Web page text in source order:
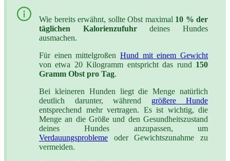
Wie bereits erwähnt, sollte Obst maximal 10 % der
täglichen Kalorienzufuhrdeines Hundes
ausmachen.
Für einen mittelgroßen Hund mit einem Gewicht
von etwa 20 Kilogramm entspricht das rund 150
Gramm Obst pro Tag.
Bei kleineren Hunden liegt die Menge natürlich
deutlich darunter, während größere Hunde
entsprechend mehr vertragen. Es ist wichtig, die
Menge an die Größe und den Gesundheitszustand
deines Hundes anzupassen, um
Verdauungsprobleme oder Gewichtszunahme zu
vermeiden.